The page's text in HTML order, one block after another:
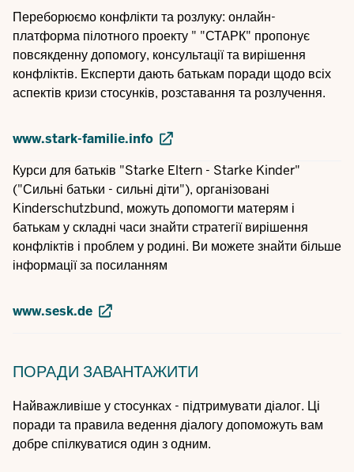
Переборюємо конфлікти та розлуку: онлайн-
платформа пілотного проекту " "СТАРК" пропонує
повсякденну допомогу, консультації та вирішення
конфліктів. Експерти дають батькам поради щодо всіх
аспектів кризи стосунків, розставання та розлучення.
www.stark-familie.info
Курси для батьків "Starke Eltern - Starke Kinder"
("Сильні батьки - сильні діти"), організовані
Kinderschutzbund, можуть допомогти матерям і
батькам у складні часи знайти стратегії вирішення
конфліктів і проблем у родині. Ви можете знайти більше
інформації за посиланням
www.sesk.de
ПОРАДИ ЗАВАНТАЖИТИ
Найважливіше у стосунках - підтримувати діалог. Ці
поради та правила ведення діалогу допоможуть вам
добре спілкуватися один з одним.